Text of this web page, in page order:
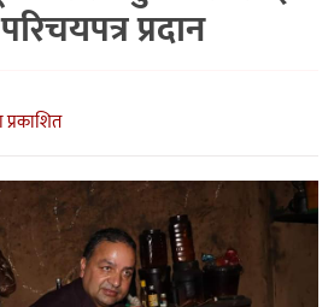
प्रदान